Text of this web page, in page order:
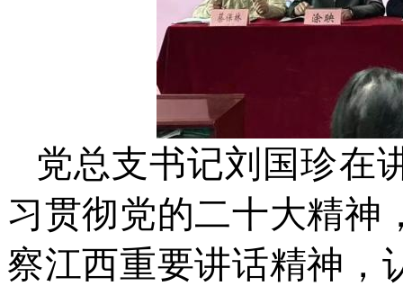
党总支书记刘国珍在
习贯彻党的二十大精神
察江西重要讲话精神，